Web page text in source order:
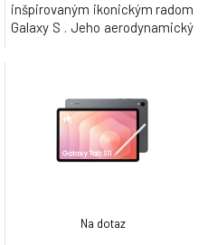
inšpirovaným ikonickým radom
Galaxy S . Jeho aerodynamický
môžete z farebných variantov
Gray a Silver a doplniť tak svoj
každodenný štýl o nádych
elegancie. Jasný, ostrý
Na dotaz